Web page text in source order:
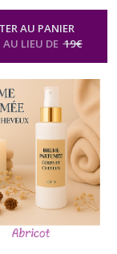
Bien-être
Soin Beauté
Brume
& Cheveux Spray
Fruitée
AU PANIER
AU LIEU DE 19€